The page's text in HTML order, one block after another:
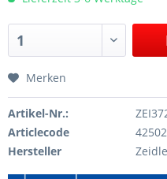
Merken
Artikel-Nr.:
Articlecode
Hersteller